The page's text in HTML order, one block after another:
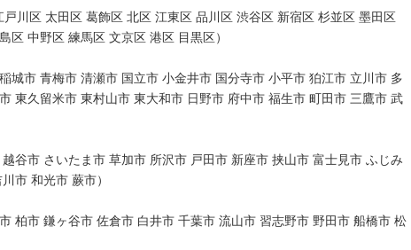
川区 太田区 葛飾区 北区 江東区 品川区 渋谷区 新宿区 杉並区 墨田区
区 中野区 練馬区 文京区 港区 目黒区）
城市 青梅市 清瀬市 国立市 小金井市 国分寺市 小平市 狛江市 立川市 多
東久留米市 東村山市 東大和市 日野市 府中市 福生市 町田市 三鷹市 武
谷市 さいたま市 草加市 所沢市 戸田市 新座市 挟山市 富士見市 ふじみ
市 和光市 蕨市）
柏市 鎌ヶ谷市 佐倉市 白井市 千葉市 流山市 習志野市 野田市 船橋市 松